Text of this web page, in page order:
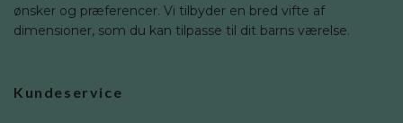
ønsker og præferencer. Vi tilbyder en bred vifte af
dimensioner, som du kan tilpasse til dit barns værelse.
Kundeservice